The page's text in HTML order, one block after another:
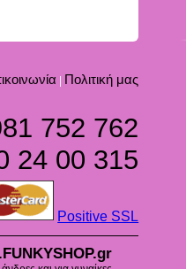
| Πολιτική μας
752 762
24 00 315
Positive SSL